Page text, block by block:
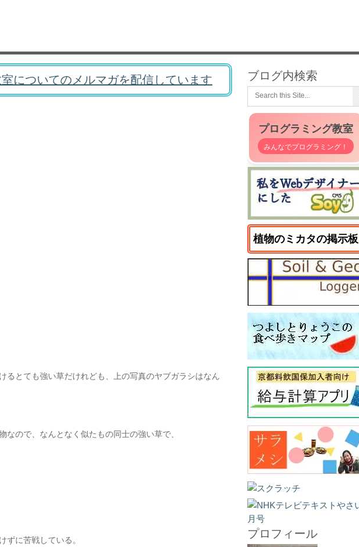
についてのメルマガを配信しています
るとても強い草だけれども、上の写真のヤブガラシはなん
ので、なんとなく似たもの同士の強い草で、
ずに苦戦している。
ブログ内検索
プログラミング教室
みんなでプログラミング！
植物のミカタの掲示板
プロフィール